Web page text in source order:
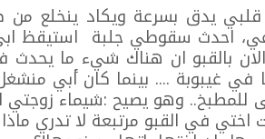
قلبي يدق بسرعة ويكاد ينخلع
احدث سقوطي جلبة استيقظ
بالقبو ان هناك شيء ما
في غيبوبة .... بينما كان أبي
للمطبخ.. وهو يصيح :شيماء زوجتي
اختي في القبو مرتبعة لا تدري